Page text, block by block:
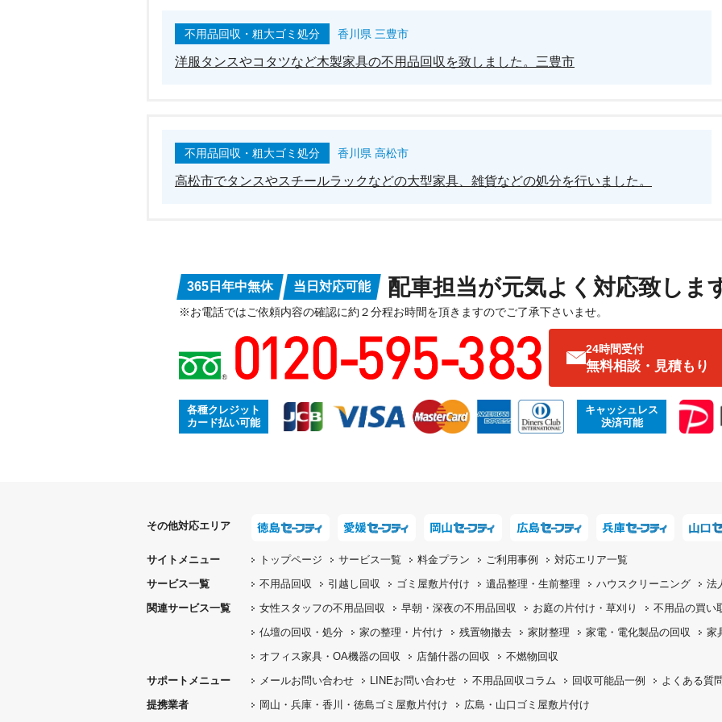
不用品回収・粗大ゴミ処分 香川県 三豊市
洋服タンスやコタツなど木製家具の不用品回収を致しました。三豊市
不用品回収・粗大ゴミ処分 香川県 高松市
高松市でタンスやスチールラックなどの大型家具、雑貨などの処分を行いました。
365日年中無休 当日対応可能 配車担当が元気よく対応致しま
※お電話ではご依頼内容の確認に約２分程お時間を頂きますのでご了承下さいませ。
24時間受付
無料相談・見積もり
各種クレジット
カード払い可能
キャッシュレス
決済可能
その他対応エリア
サイトメニュー トップページ サービス一覧 料金プラン ご利用事例
対応エリア一覧
サービス一覧
不用品回収 引越し回収 ゴミ屋敷片付け 遺品整理・生前整理 ハウスクリーニング
法
関連サービス一覧
女性スタッフの不用品回収 早朝・深夜の不用品回収 お庭の片付け・ 草刈り 不用品の買い
仏壇の回収・処分 家の整理・片付け 残置物撤去 家財整理 家電・電化製品の回収 家
オフィス家具 ・OA機器の回収 店舗什器の回収
不燃物回収
サポートメニュー
メールお問い合わせ LINEお問い合わせ 不用品回収コラム 回収可能品一例 よくある質
提携業者
岡山・兵庫・香川・徳島ゴミ屋敷片付け 広島・山口ゴミ屋敷片付け